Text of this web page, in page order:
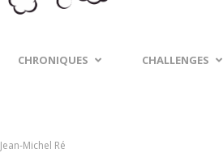
CHRONIQUES CHALLENGES
Michel Ré